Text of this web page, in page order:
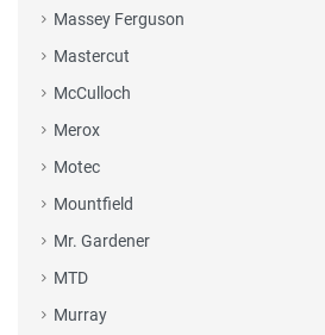
Massey Ferguson
Mastercut
McCulloch
Merox
Motec
Mountfield
Mr. Gardener
MTD
Murray